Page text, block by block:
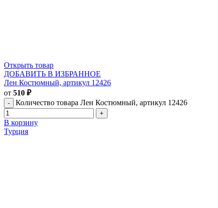
Открыть товар
ДОБАВИТЬ В ИЗБРАННОЕ
Лен Костюмный, артикул 12426
от 510 ₽
Количество товара Лен Костюмный, артикул 12426
В корзину
Турция